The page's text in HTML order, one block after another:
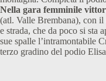
Nella gara femminile
(atl. Valle Brembana), con il
e strada, che da poco si sta
sue spalle l’intramontabile
terzo gradino del podio